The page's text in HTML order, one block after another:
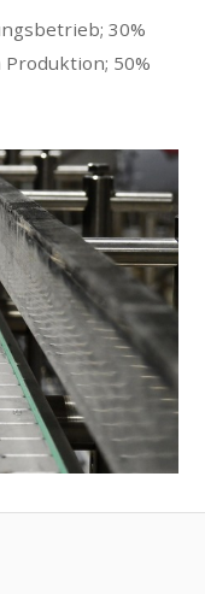
30%
50%